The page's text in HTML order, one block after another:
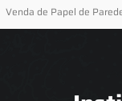
Venda de Papel de